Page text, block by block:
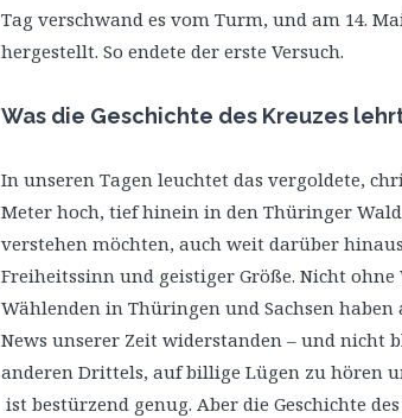
Tag verschwand es vom Turm, und am 14.
hergestellt. So endete der erste Versuch.
Was die Geschichte des Kreuzes
In unseren Tagen leuchtet das vergoldete,
Meter hoch, tief hinein in den Thüringer
verstehen möchten, auch weit darüber
Freiheitssinn und geistiger Größe. Nicht
Wählenden in Thüringen und Sachsen haben
News unserer Zeit widerstanden – und nicht
anderen Drittels, auf billige Lügen zu hören
ist bestürzend genug. Aber die Geschichte